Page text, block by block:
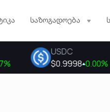
საზოგადოება